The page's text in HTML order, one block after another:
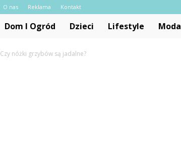
O nas Reklama Kontakt
Tryby.pl
Dom I Ogród Dzieci Lifestyle Moda
Czy nóżki grzybów są jadalne?